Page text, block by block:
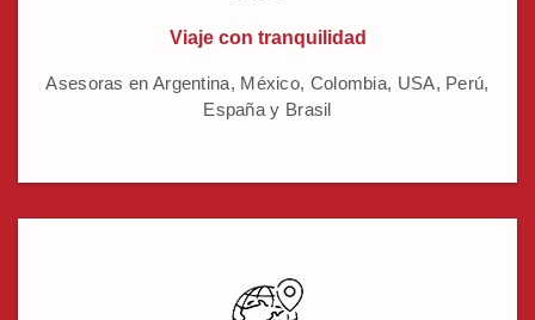
Viaje con tranquilidad
Asesoras en Argentina, México, Colombia, USA, Perú,
España y Brasil